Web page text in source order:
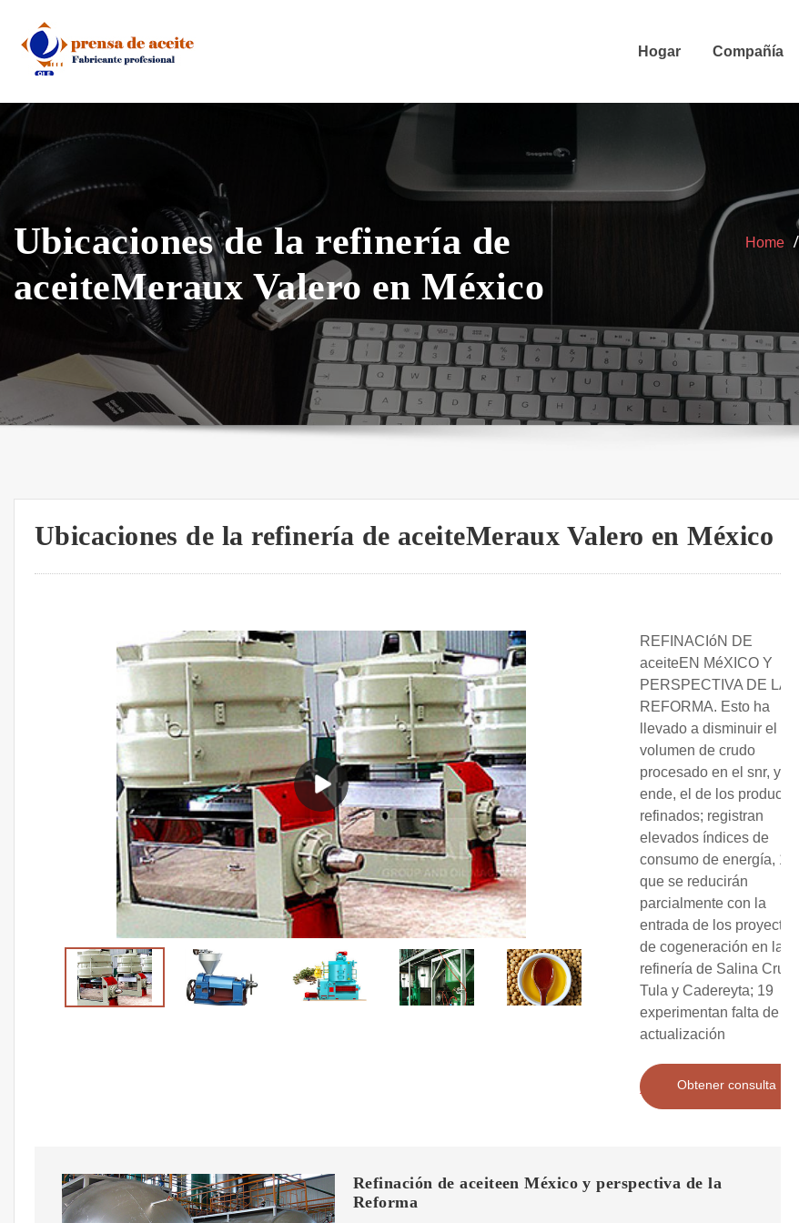
content
Hogar Compañía
Ubicaciones de la refinería de
aceiteMeraux Valero en México
Home
Ubicaciones de la refinería de aceiteMeraux Valero en México
REFINACIóN DE
aceiteEN MéXICO Y
PERSPECTIVA DE LA
REFORMA. Esto ha
llevado a disminuir el
volumen de crudo
procesado en el snr, y por
ende, el de los productos
refinados; registran
elevados índices de
consumo de energía, 18
que se reducirán
parcialmente con la
entrada de los proyectos
de cogeneración en las
refinería de Salina Cruz,
Tula y Cadereyta; 19
experimentan falta de
actualización
Obtener consulta
Refinación de aceiteen México y perspectiva de la
Reforma